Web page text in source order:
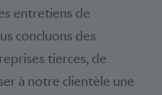
entretiens de
concluons des
tierces, de
à notre clientèle une